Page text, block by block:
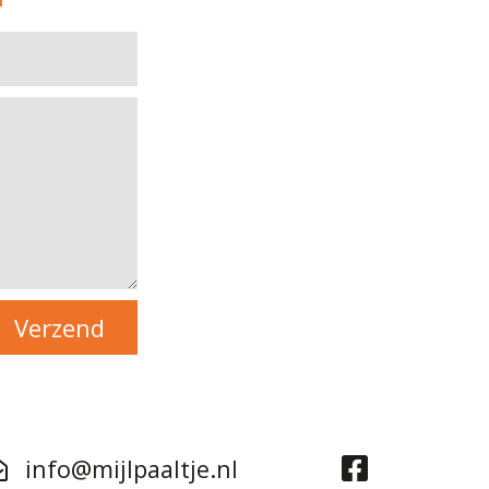
info@mijlpaaltje.nl